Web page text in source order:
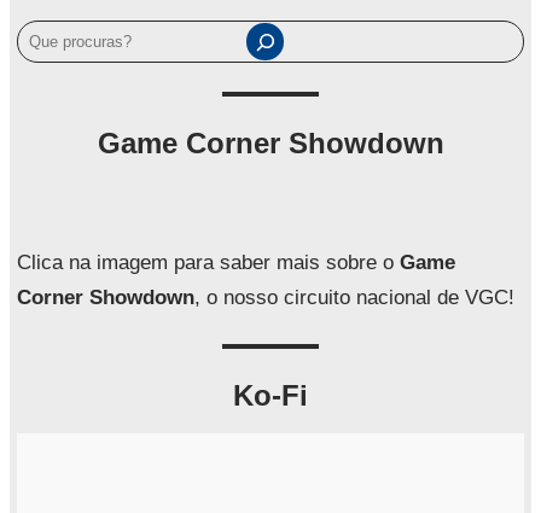
P
e
a
r
Game Corner Showdown
Clica na imagem para saber mais sobre o Game
Corner Showdown, o nosso circuito nacional de VGC!
Ko-Fi